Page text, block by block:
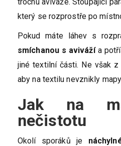
který se rozprostře po
Pokud máte láhev s
smíchanou s avivážía
jiné textilní části. Ne však
aby na textilu nevznikly
Jak na
nečistotu
Okolí sporáků je